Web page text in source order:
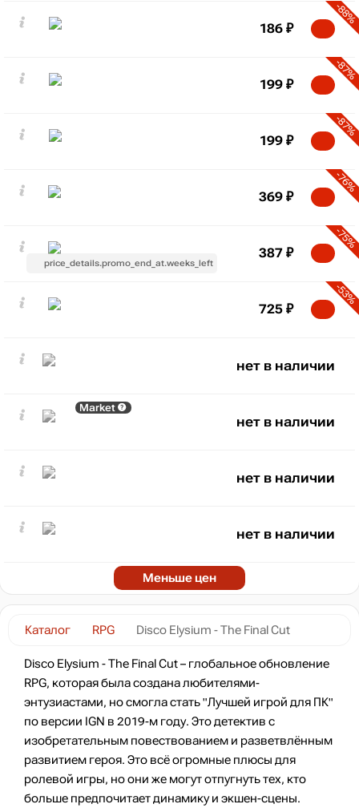
Каталог RPG Disco Elysium - The Final Cut
Disco Elysium - The Final Cut – глобальное обновление
RPG, которая была создана любителями-
энтузиастами, но смогла стать "Лучшей игрой для ПК"
по версии IGN в 2019-м году. Это детектив с
изобретательным повествованием и разветвлённым
развитием героя. Это всё огромные плюсы для
ролевой игры, но они же могут отпугнуть тех, кто
больше предпочитает динамику и экшен-сцены.
-88%
186 ₽
-87%
199 ₽
-87%
199 ₽
-76%
369 ₽
price_details.promo_end_at.weeks_left
-75%
387 ₽
-53%
725 ₽
нет в наличии
Market
нет в наличии
нет в наличии
нет в наличии
Меньше цен